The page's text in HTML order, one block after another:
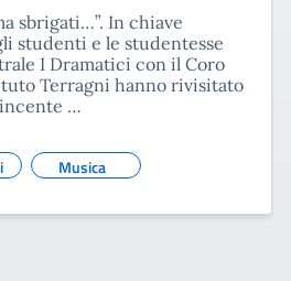
sbrigati…”. In chiave
studenti e le studentesse
I Dramatici con il Coro
Terragni hanno rivisitato
…
Musica